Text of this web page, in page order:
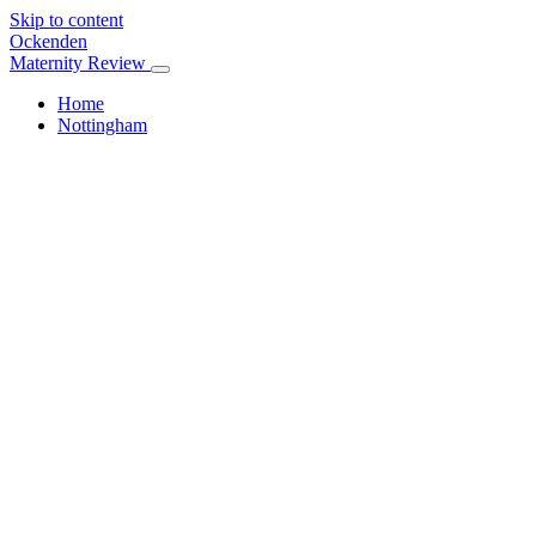
Skip to content
Ockenden
Maternity Review
Home
Nottingham